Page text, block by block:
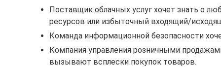
Поставщик облачных услуг хочет знать о
ресурсов или избыточный входящий/
Команда информационной безопасности
Компания управления розничными
вызывают всплески покупок товаров.